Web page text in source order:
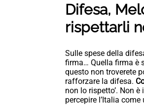
Difesa,
rispettarli
Sulle spese della
firma… Quella firma è
questo non troverete
rafforzare la difesa.
non lo rispetto’. Non
percepire l’Italia